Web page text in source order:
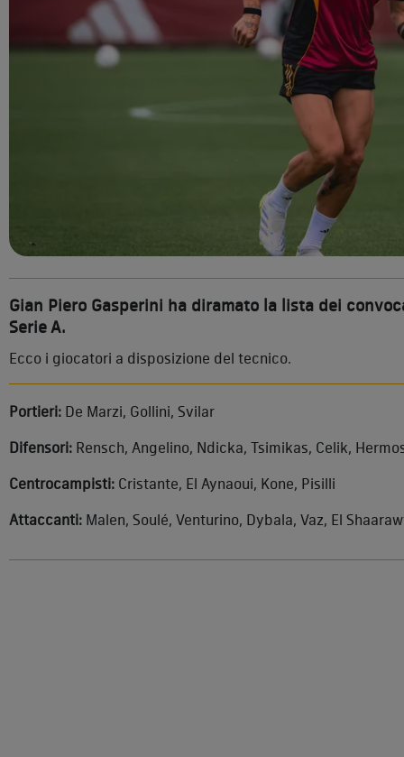
Gian Piero Gasperini ha diramato la lista dei
Serie A.
Ecco i giocatori a disposizione del tecnico.
Portieri: De Marzi, Gollini, Svilar
Difensori: Rensch, Angelino, Ndicka, Tsimikas, Celik,
Centrocampisti: Cristante, El Aynaoui, Kone, Pisilli
Attaccanti: Malen, Soulé, Venturino, Dybala, Vaz, El